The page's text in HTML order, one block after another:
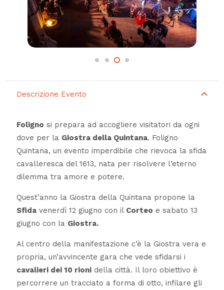
Descrizione Evento
Foligno si prepara ad accogliere visitatori da ogni
dove per la Giostra della Quintana. Foligno
Quintana, un evento imperdibile che rievoca la sfida
cavalleresca del 1613, nata per risolvere l’eterno
dilemma tra amore e potere.
Quest’anno la Giostra della Quintana propone la
Sfidavenerdì 12 giugno con il Corteo e sabato 13
giugno con la Giostra.
Al centro della manifestazione c’è la Giostra vera e
propria, un’avvincente gara che vede sfidarsi i
cavalieri dei 10 rionidella città. Il loro obiettivo è
percorrere un tracciato a forma di otto, infilare gli